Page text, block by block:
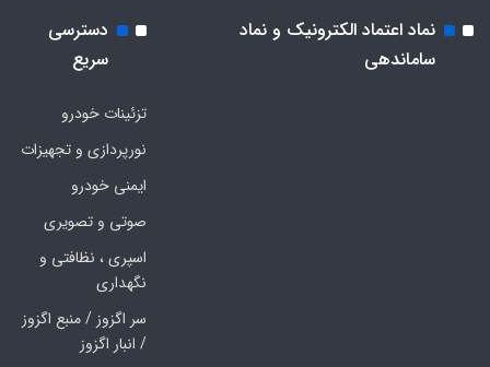
نماد اعتماد الکترونیک و نماد
ساماندهی
دسترسی
سریع
تزئینات خودرو
نورپردازی و تجهیزات
ایمنی خودرو
صوتی و تصویری
اسپری ، نظافتی و
نگهداری
سر اگزوز / منبع اگزوز
/ انبار اگزوز